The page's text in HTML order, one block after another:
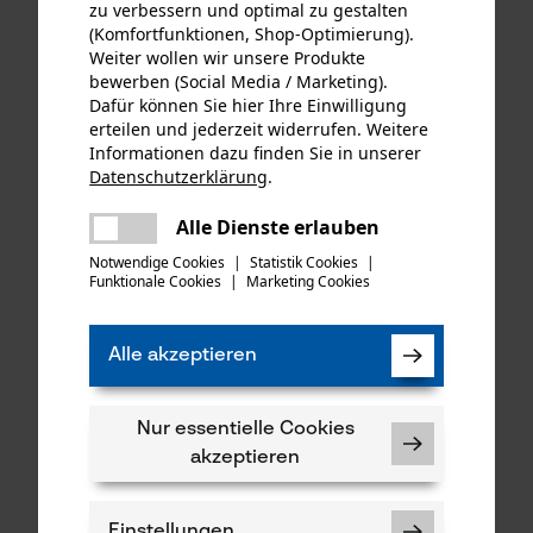
KOX Sägeketten Hobby
3/8", 1.3 mm, 44 Tgl., 3er
27,66 €*
KOX Sägeketten Halbmeißel
404", 1.6 mm, 68 Tgl.
16,99 €*
zu verbessern und optimal zu gestalten
(Komfortfunktionen, Shop-Optimierung).
Weiter wollen wir unsere Produkte
bewerben (Social Media / Marketing).
Dafür können Sie hier Ihre Einwilligung
erteilen und jederzeit widerrufen. Weitere
Informationen dazu finden Sie in unserer
Datenschutzerklärung.
Alle Dienste erlauben
Notwendige Cookies | Statistik Cookies |
Funktionale Cookies | Marketing Cookies
Alle akzeptieren
Nur essentielle Cookies
akzeptieren
Es ist ein Fehler aufgetreten. Bitte
versuchen Sie es erneut.
mail